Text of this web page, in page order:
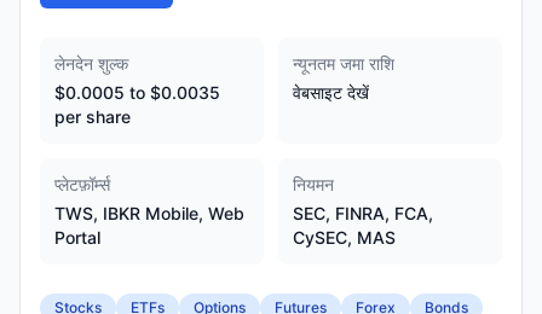
लेनदेन शुल्क
$0.0005 to $0.0035
per share
न्यूनतम जमा राशि
वेबसाइट देखें
प्लेटफ़ॉर्म्स
TWS, IBKR Mobile, Web
Portal
नियमन
SEC, FINRA, FCA,
CySEC, MAS
Stocks ETFs Options Futures Forex
Bonds